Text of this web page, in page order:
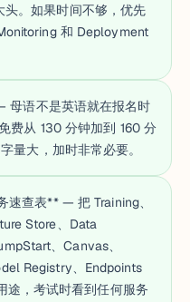
。如果时间不够，优先
和 Deployment
母语不是英语就在报名时
费从 130 分钟加到 160 分
量大，加时非常必要。
速查表** — 把 Training、
Store、Data
、Canvas、
Registry、Endpoints
途，考试时看到任何服务